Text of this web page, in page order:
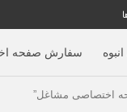
سفارش صفحه
اختصاصی مشاغل”